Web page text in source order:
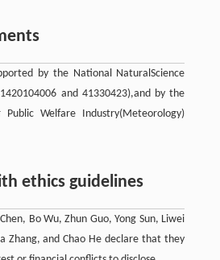
by the National NaturalScience
and 41330423),and by the
Public Welfare Industry(Meteorology)
ethics guidelines
Bo Wu, Zhun Guo, Yong Sun, Liwei
Zhang, and Chao He declare that they